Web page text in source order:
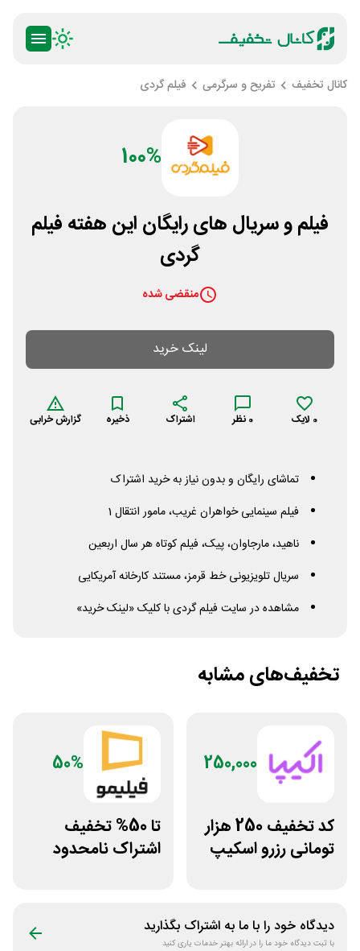
کانال تخفیف تفریح و سرگرمی فیلم گردی
100%
فیلم و سریال های رایگان این هفته فیلم
گردی
منقضی شده
لینک خرید
0 لایک 0 نظر اشتراک ذخیره گزارش خرابی
تماشای رایگان و بدون نیاز به خرید اشتراک
فیلم سینمایی خواهران غریب، مامور انتقال 1
ناهید، مارجاوان، پیک، فیلم کوتاه هر سال اربعین
سریال تلویزیونی خط قرمز، مستند کارخانه آمریکایی
مشاهده در سایت فیلم گردی با کلیک «لینک خرید»
تخفیف‌های مشابه
250,000
کد تخفیف 250 هزار
تومانی رزرو اسکیپ
50%
تا 50% تخفیف
اشتراک نامحدود
دیدگاه خود را با ما به اشتراک بگذارید
با ثبت دیدگاه خود ما را در ارائه بهتر خدمات یاری کنید